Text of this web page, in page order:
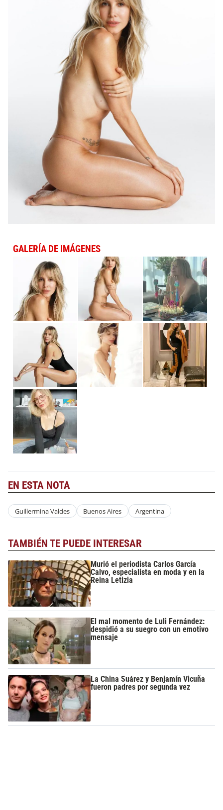
GALERÍA DE IMÁGENES
EN ESTA NOTA
Guillermina Valdes Buenos Aires Argentina
TAMBIÉN TE PUEDE INTERESAR
Murió el periodista Carlos García
Calvo, especialista en moda y en la
Reina Letizia
El mal momento de Luli Fernández:
despidió a su suegro con un emotivo
mensaje
La China Suárez y Benjamín Vicuña
fueron padres por segunda vez